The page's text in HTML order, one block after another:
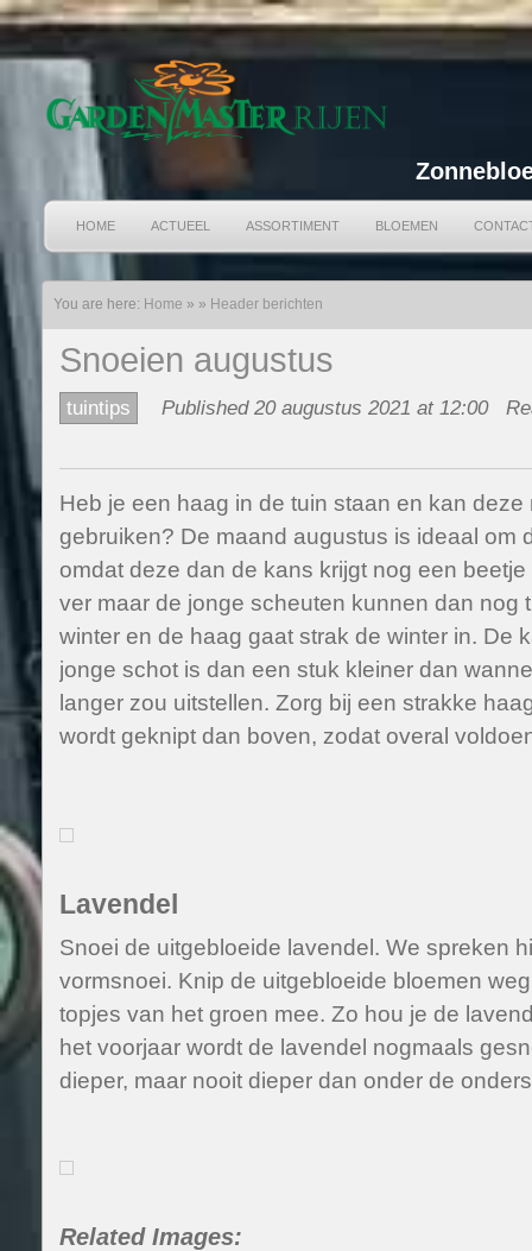
HOME ACTUEEL ASSORTIMENT BLOEMEN
You are here: Home » » Header berichten
Snoeien augustus
tuintips Published 20 augustus 2021 at 12:00
Heb je een haag in de tuin staan en kan
gebruiken? De maand augustus is ideaal om
omdat deze dan de kans krijgt nog een
ver maar de jonge scheuten kunnen dan nog
winter en de haag gaat strak de winter in. De
jonge schot is dan een stuk kleiner dan
langer zou uitstellen. Zorg bij een strakke
wordt geknipt dan boven, zodat overal
Lavendel
Snoei de uitgebloeide lavendel. We spreken
vormsnoei. Knip de uitgebloeide bloemen
topjes van het groen mee. Zo hou je de
het voorjaar wordt de lavendel nogmaals
dieper, maar nooit dieper dan onder de
Related Images: